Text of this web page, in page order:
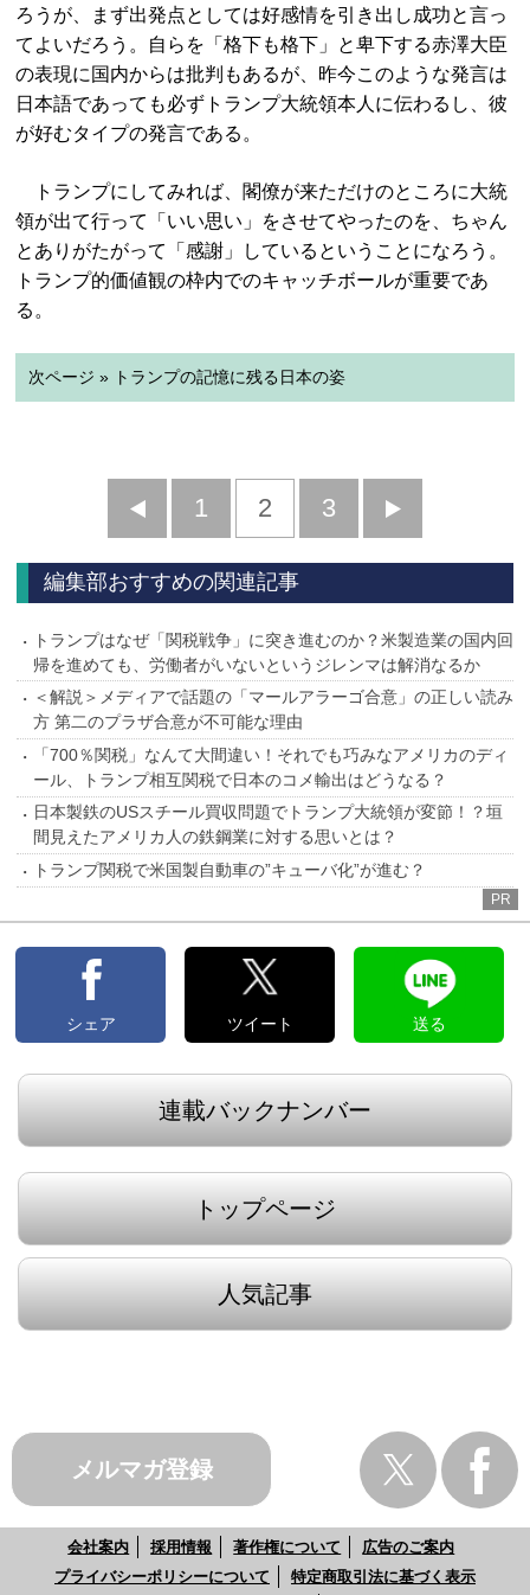
ろうが、まず出発点としては好感情を引き出し成功と言っ
てよいだろう。自らを「格下も格下」と卑下する赤澤大臣
の表現に国内からは批判もあるが、昨今このような発言は
日本語であっても必ずトランプ大統領本人に伝わるし、彼
が好むタイプの発言である。
トランプにしてみれば、閣僚が来ただけのところに大統
領が出て行って「いい思い」をさせてやったのを、ちゃん
とありがたがって「感謝」しているということになろう。
トランプ的価値観の枠内でのキャッチボールが重要であ
る。
次ページ » トランプの記憶に残る日本の姿
前
へ
1 2 3
へ
編集部おすすめの関連記事
トランプはなぜ「関税戦争」に突き進むのか？米製造業の国内回
帰を進めても、労働者がいないというジレンマは解消なるか
＜解説＞メディアで話題の「マールアラーゴ合意」の正しい読み
方 第二のプラザ合意が不可能な理由
「700％関税」なんて大間違い！それでも巧みなアメリカのディ
ール、トランプ相互関税で日本のコメ輸出はどうなる？
日本製鉄のUSスチール買収問題でトランプ大統領が変節！？垣
間見えたアメリカ人の鉄鋼業に対する思いとは？
トランプ関税で米国製自動車の”キューバ化”が進む？
PR
シェア ツイート 送る
連載バックナンバー
トップページ
人気記事
メルマガ登録
会社案内 採用情報 著作権について
広告のご案内
プライバシーポリシーについて
特定商取引法に基づく表示